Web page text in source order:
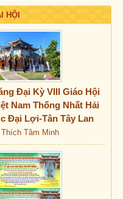
HỘI
Đại Kỳ VIII Giáo Hội
Nam Thống Nhất Hải
Đại Lợi-Tân Tây Lan
Thích Tâm Minh